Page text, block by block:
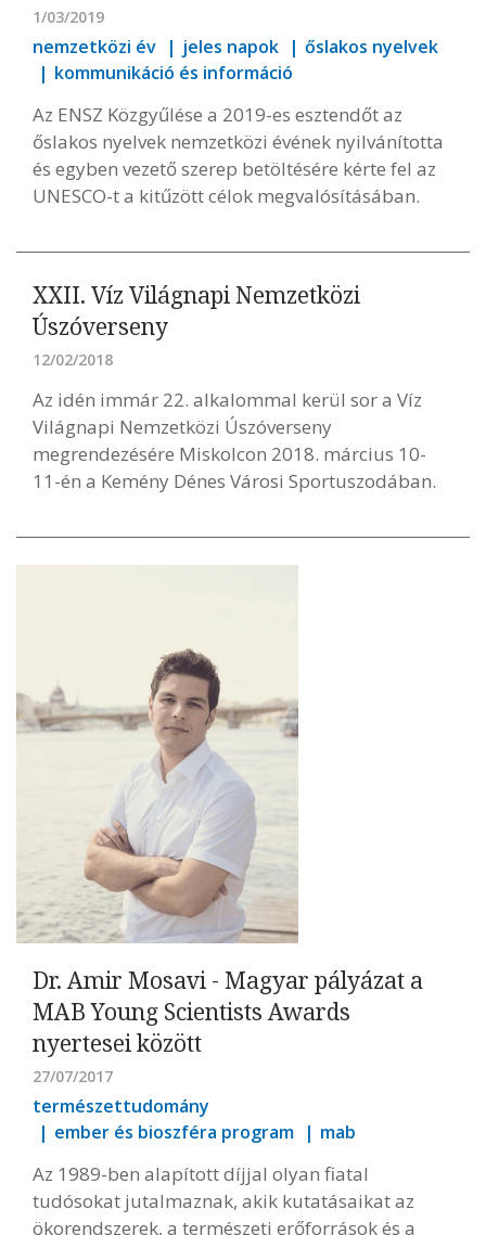
1/03/2019
nemzetközi év jeles napok
őslakos nyelvek
kommunikáció és információ
Az ENSZ Közgyűlése a 2019-es esztendőt az
őslakos nyelvek nemzetközi évének nyilvánította
és egyben vezető szerep betöltésére kérte fel az
UNESCO-t a kitűzött célok megvalósításában.
XXII. Víz Világnapi Nemzetközi
Úszóverseny
12/02/2018
Az idén immár 22. alkalommal kerül sor a Víz
Világnapi Nemzetközi Úszóverseny
megrendezésére Miskolcon 2018. március 10-
11-én a Kemény Dénes Városi Sportuszodában.
Dr. Amir Mosavi - Magyar pályázat a
MAB Young Scientists Awards
nyertesei között
27/07/2017
természettudomány
ember és bioszféra program
mab
Az 1989-ben alapított díjjal olyan fiatal
tudósokat jutalmaznak, akik kutatásaikat az
ökorendszerek, a természeti erőforrások és a